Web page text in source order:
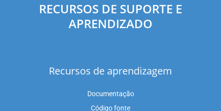
RECURSOS DE SUPORTE E
APRENDIZADO
Recursos de aprendizagem
Documentação
Código fonte